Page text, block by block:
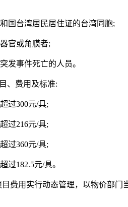
台湾居民居住证的台湾同胞;
官或角膜者;
事件死亡的人员。
费用及标准:
过300元/具;
过216元/具;
过360元/具;
182.5元/具。
用实行动态管理，以物价部门